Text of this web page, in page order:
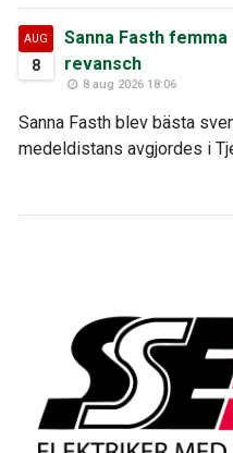
AUG
8
Sanna Fasth
revansch
8 aug 2026 18:06
Sanna Fasth blev bästa
medeldistans avgjordes i